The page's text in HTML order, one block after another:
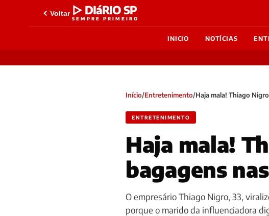
Voltar ▷ DIáRIO SP
SEMPRE PRIMEIRO
INICIO NOTÍCIAS
Início/Entretenimento/Haja mala! Thiago
ENTRETENIMENTO
Haja mala!
bagagens
O empresário Thiago Nigro, 33,
porque o marido da influenciadora